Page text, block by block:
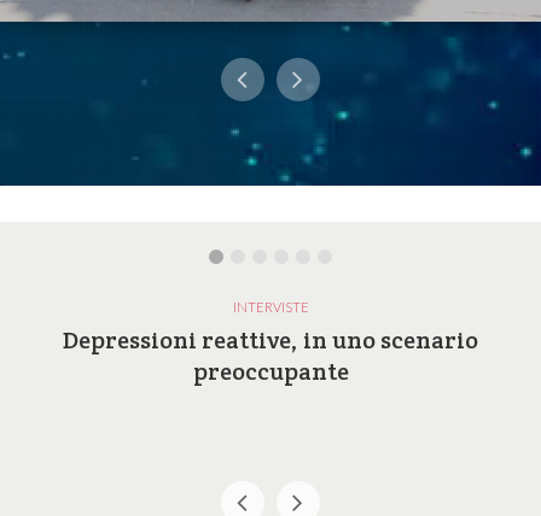
INTERVISTE
Depressioni reattive, in uno scenario
preoccupante